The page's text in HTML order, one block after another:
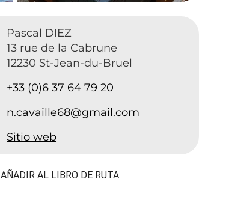
Pascal DIEZ
13 rue de la Cabrune
12230 St-Jean-du-Bruel
+33 (0)6 37 64 79 20
n.cavaille68@gmail.com
Sitio web
AÑADIR AL LIBRO DE RUTA